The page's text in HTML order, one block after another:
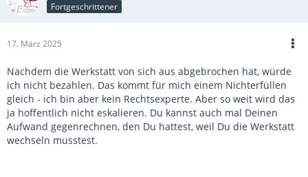
Fortgeschrittener
17. März 2025
Nachdem die Werkstatt von sich aus abgebrochen hat, würde
ich nicht bezahlen. Das kommt für mich einem Nichterfüllen
gleich - ich bin aber kein Rechtsexperte. Aber so weit wird das
ja hoffentlich nicht eskalieren. Du kannst auch mal Deinen
Aufwand gegenrechnen, den Du hattest, weil Du die Werkstatt
wechseln musstest.